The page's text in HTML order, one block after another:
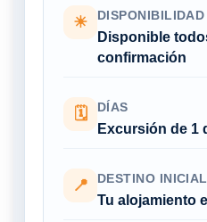
☀ DISPONIBILIDAD
Disponible
confirmación
🗓 DÍAS
Excursión de 1
📍 DESTINO INICIAL
Tu alojamiento